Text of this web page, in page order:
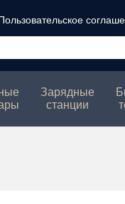
Зарядные
станции